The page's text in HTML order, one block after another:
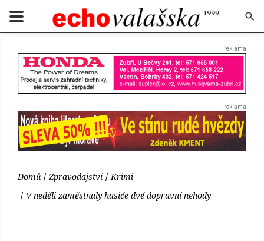
Domů Zpravodajství
Krimi
V neděli zaměstnaly hasiče dvě dopravní nehody